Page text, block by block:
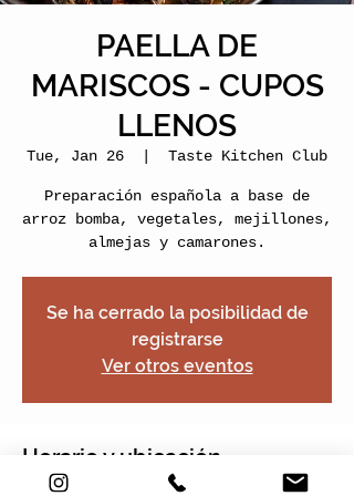
PAELLA DE
MARISCOS - CUPOS
LLENOS
Tue, Jan 26 Taste Kitchen Club
Preparación española a base de
arroz bomba, vegetales, mejillones,
almejas y camarones.
Se ha cerrado la posibilidad de
registrarse
Ver otros eventos
Horario y ubicación